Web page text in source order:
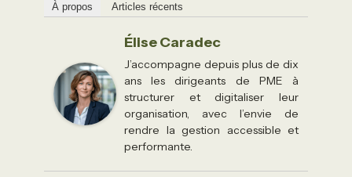
À propos Articles récents
Élise Caradec
J’accompagne depuis plus de dix
ans les dirigeants de PME à
structurer et digitaliser leur
organisation, avec l’envie de
rendre la gestion accessible et
performante.